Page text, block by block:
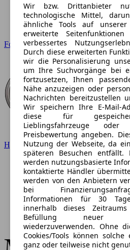
Ford
Hyundai
Wir bzw. Drittanbieter
technologische Mittel,
ähnliche Tools auf
erweiterte
verbessertes
Durch diese erweiterten
wir die Personalisierung
um Ihre Suchvorgänge bei
fortzusetzen, Ihnen
Nähe anzuzeigen oder
Nachrichten bereitzustellen
Wir speichern Ihre E-Mail-
diese für
Lieblingsfahrzeuge
Preisbewertung angeben.
Nutzung der Webseite, da
späteren Besuchen
werden nutzungsbasierte
kontaktierte Händler
werden von den Anbietern
bei
Informationen für 30
innerhalb dieses
Befüllung neuer
wiederzuverwenden. Ohne
Cookies/Tools können
ganz oder teilweise nicht